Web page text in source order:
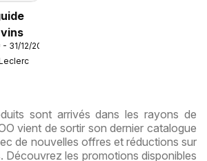
31/12/2026
sont arrivés dans les rayons de
vient de sortir son dernier catalogue
de nouvelles offres et réductions sur
Découvrez les promotions disponibles